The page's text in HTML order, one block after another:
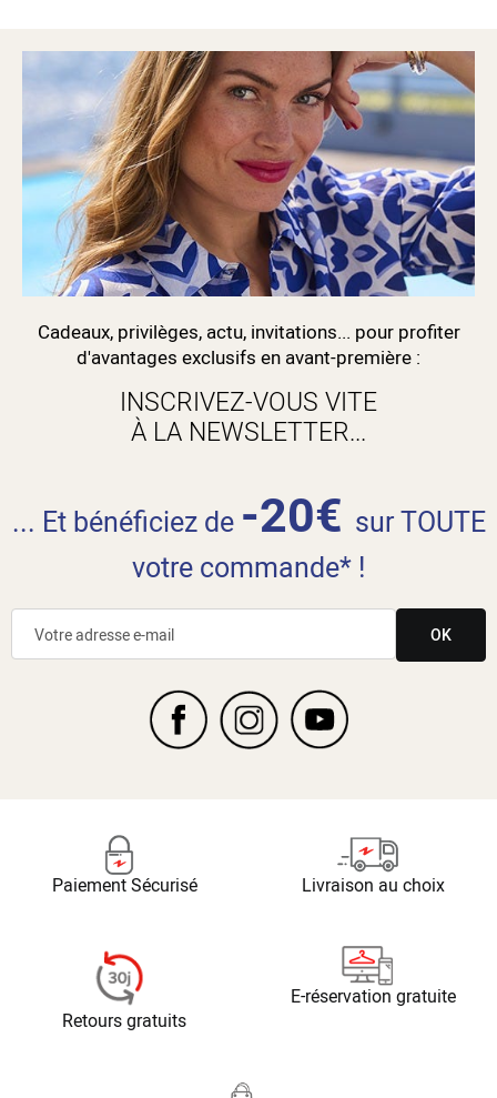
Cadeaux, privilèges, actu, invitations... pour profiter
d'avantages exclusifs en avant-première :
INSCRIVEZ-VOUS VITE
À LA NEWSLETTER...
... Et bénéficiez de -20€ sur TOUTE
votre commande* !
OK
Paiement Sécurisé Livraison au choix
Retours gratuits
E-réservation gratuite